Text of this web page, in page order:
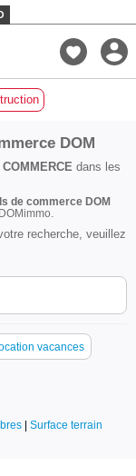
DOM
dans les
de commerce DOM
recherche, veuillez
vacances
| Surface terrain